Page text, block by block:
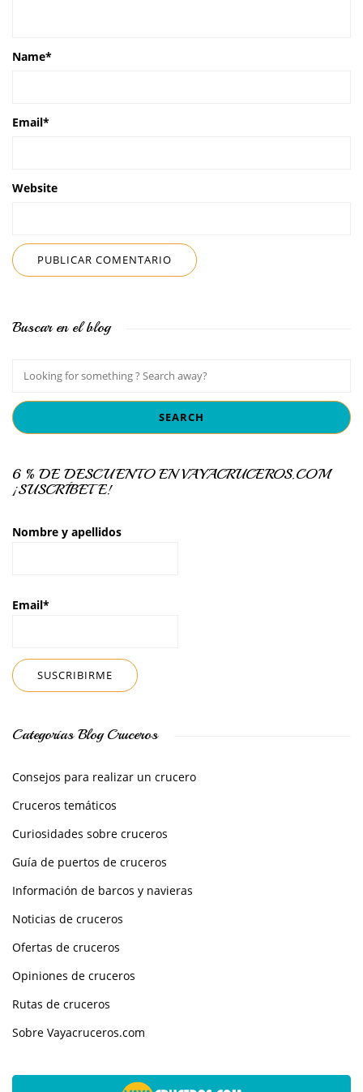
Name*
Email*
Website
Buscar en el blog
6 % DE DESCUENTO EN VAYACRUCEROS.COM
¡SUSCRÍBETE!
Nombre y apellidos
Email*
Categorías Blog Cruceros
Consejos para realizar un crucero
Cruceros temáticos
Curiosidades sobre cruceros
Guía de puertos de cruceros
Información de barcos y navieras
Noticias de cruceros
Ofertas de cruceros
Opiniones de cruceros
Rutas de cruceros
Sobre Vayacruceros.com